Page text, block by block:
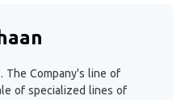
The Company's line of
of specialized lines of